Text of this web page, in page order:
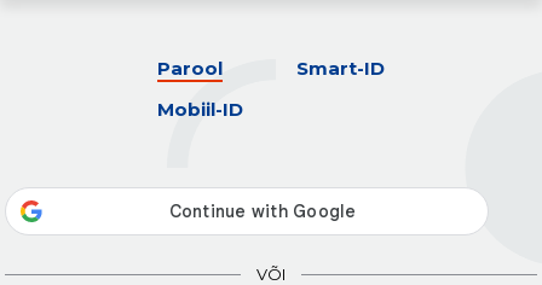
Parool
Smart-ID
Mobiil-ID
VÕI